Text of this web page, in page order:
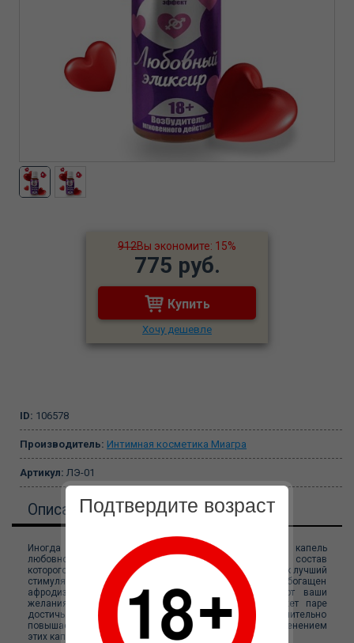
912Вы экономите: 15%
775 руб.
Купить
Хочу дешевле
ID: 106578
Производитель: Интимная косметика Миагра
Артикул: ЛЭ-01
Описание
Иногда для жаркого секса не хватает лишь пары капель
любовного эликсира. Это легендарный продукт, в состав
которого, входят ингредиенты, издавна славившиеся как лучший
стимулятор сексуального желания. Эликсир любви обогащен
афродизиаками и экстрактами, которые стимулируют ваши
желания и вызывают жажду секса. Эликсир поможет паре
достичь невероятных сексуальных результатов – значительно
повышает возбудимость обоих партнеров, ночь с применением
этих капель будет незабываемой!
Подтвердите возраст